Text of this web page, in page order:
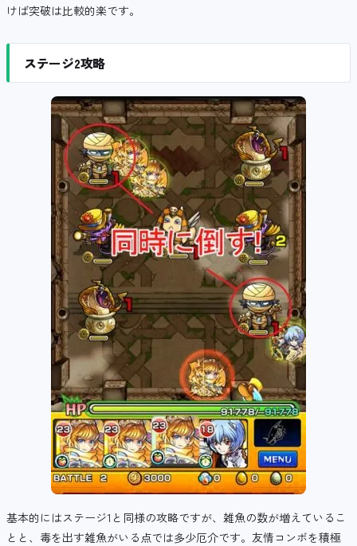
けば突破は比較的楽です。
ステージ2攻略
基本的にはステージ1と同様の攻略ですが、雑魚の数が増えているこ
とと、毒を出す雑魚がいる点では多少厄介です。友情コンボを積極